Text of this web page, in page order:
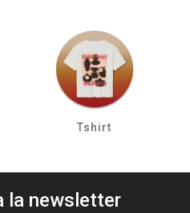
Tshirt
la newsletter